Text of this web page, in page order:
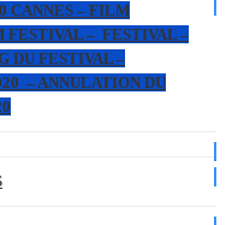
CANNES – FILM
FESTIVAL – FESTIVAL –
DU FESTIVAL –
– ANNULATION DU